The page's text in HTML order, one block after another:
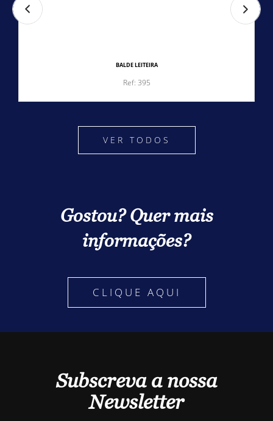
BALDE LEITEIRA
Ref: 395
VER TODOS
Gostou? Quer mais
informações?
CLIQUE AQUI
Subscreva a nossa
Newsletter